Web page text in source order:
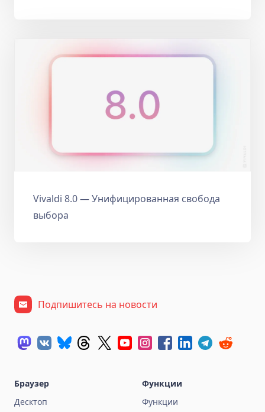
Vivaldi 8.0 — Унифицированная свобода
выбора
Подпишитесь на новости
Браузер
Десктоп
Функции
Функции